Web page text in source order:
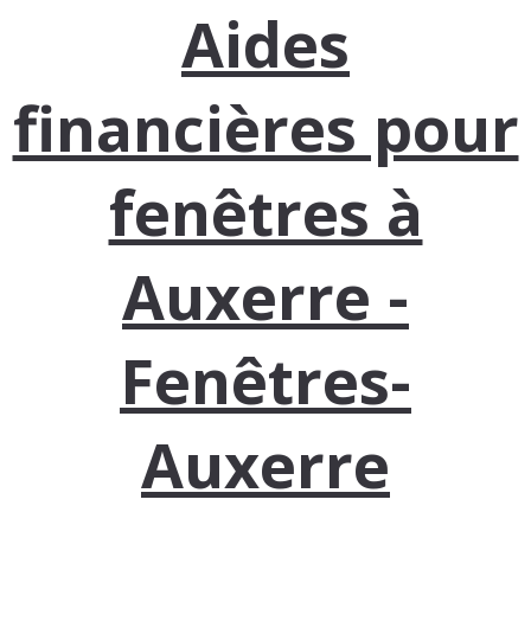
Aides
financières pour
fenêtres à
Auxerre -
Fenêtres-
Auxerre